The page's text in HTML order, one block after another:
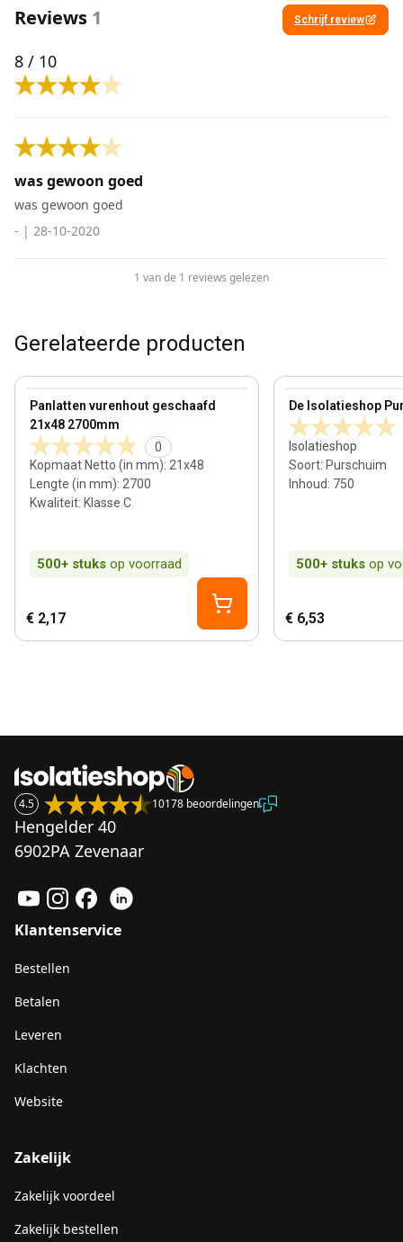
Reviews 1 Schrijf review
8 / 10
was gewoon goed
was gewoon goed
- | 28-10-2020
1 van de 1 reviews gelezen
Gerelateerde producten
Panlatten vurenhout geschaafd
21x48 2700mm
0
Kopmaat Netto (in mm): 21x48
Lengte (in mm): 2700
Kwaliteit: Klasse C
500+ stuks op voorraad
View product
€ 2,17
De Isolatieshop
Isolatieshop
Soort: Purschuim
Inhoud: 750
500+ stuks op
View product
€ 6,53
4.5 10178 beoordelingen
Hengelder 40
6902PA Zevenaar
Klantenservice
Bestellen
Betalen
Leveren
Klachten
Website
Zakelijk
Zakelijk voordeel
Zakelijk bestellen